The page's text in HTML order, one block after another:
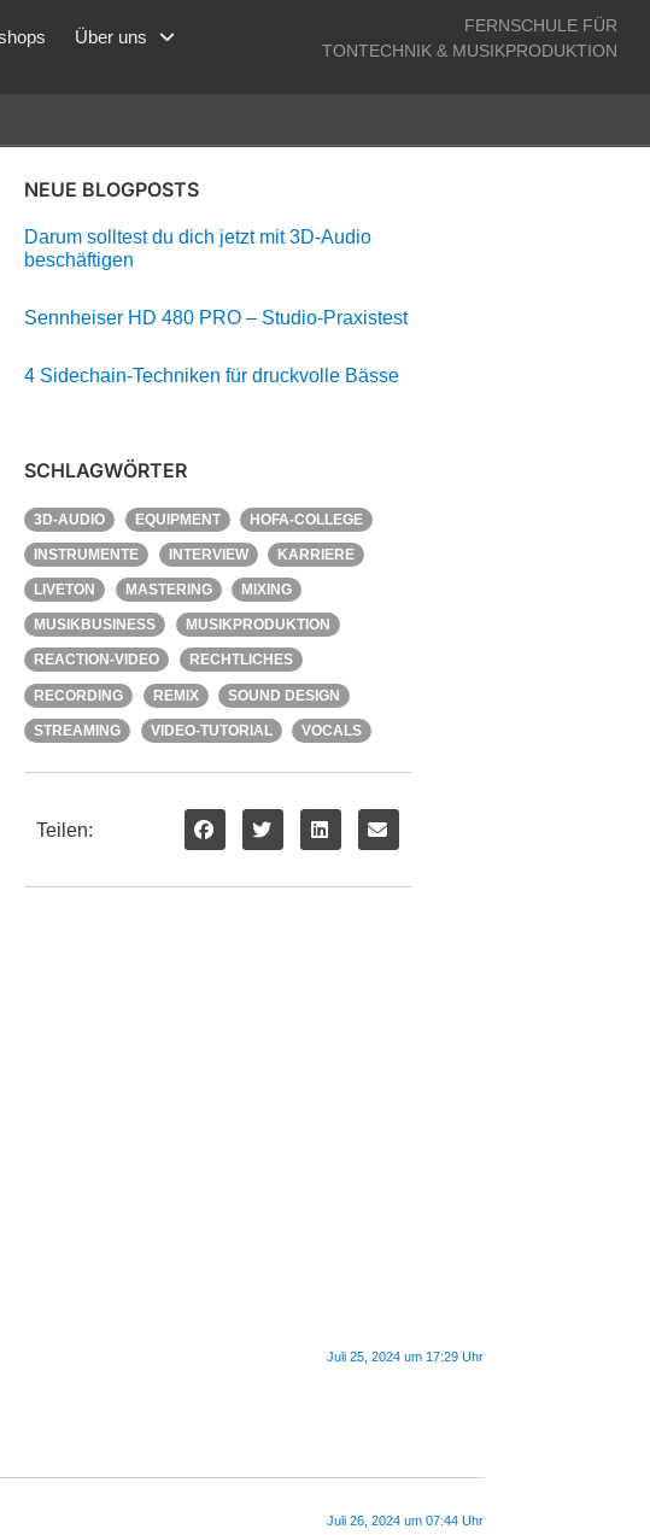
Über uns
FERNSCHULE FÜR
TONTECHNIK & MUSIKPRODUKTION
NEUE BLOGPOSTS
Darum solltest du dich jetzt mit 3D-Audio
beschäftigen
Sennheiser HD 480 PRO – Studio-Praxistest
4 Sidechain-Techniken für druckvolle Bässe
SCHLAGWÖRTER
3D-AUDIO EQUIPMENT HOFA-COLLEGE
INSTRUMENTE INTERVIEW KARRIERE
LIVETON MASTERING MIXING
MUSIKBUSINESS MUSIKPRODUKTION
REACTION-VIDEO RECHTLICHES
RECORDING REMIX SOUND DESIGN
STREAMING VIDEO-TUTORIAL VOCALS
Teilen:
Juli 25, 2024 um 17:29 Uhr
Juli 26, 2024 um 07:44 Uhr